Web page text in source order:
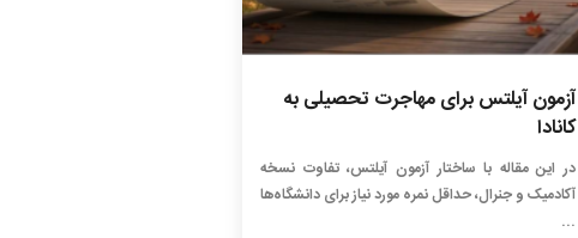
آزمون آیلتس برای مهاجرت تحصیلی به
کانادا
در این مقاله با ساختار آزمون آیلتس، تفاوت نسخه
آکادمیک و جنرال، حداقل نمره مورد نیاز برای دانشگاه‌ها
...